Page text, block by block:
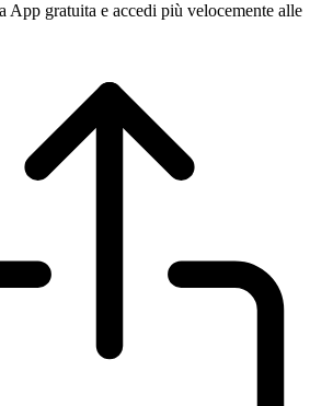
App gratuita e accedi più velocemente alle